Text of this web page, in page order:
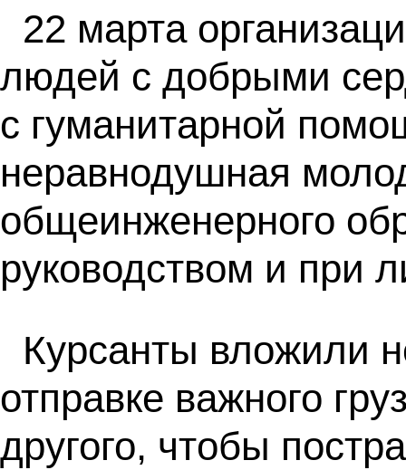
22 марта
людей с добрыми
с гуманитарной
неравнодушная
общеинженерного
руководством и при
Курсанты вложили
отправке важного
другого, чтобы